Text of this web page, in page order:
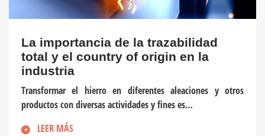
La importancia de la trazabilidad
total y el country of origin en la
industria
Transformar el hierro en diferentes aleaciones y otros
productos con diversas actividades y fines es…
LEER MÁS